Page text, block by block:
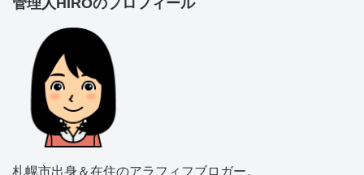
札幌市出身＆在住のアラフィフブロガー。